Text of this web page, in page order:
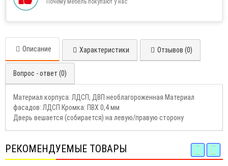
Почему мебель покупают у нас
Описание Характеристики Отзывов (0)
Вопрос - ответ (0)
Материал корпуса: ЛДСП, ДВП необлагороженная Материал
фасадов: ЛДСП Кромка: ПВХ 0,4 мм
Дверь вешается (собирается) на левую/правую сторону
РЕКОМЕНДУЕМЫЕ ТОВАРЫ